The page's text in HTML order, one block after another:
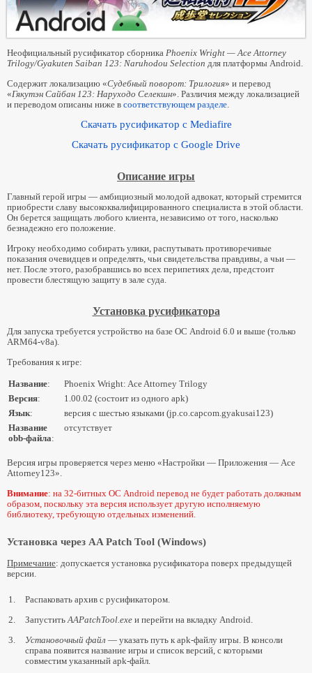
Ace Attorney 3
Проект перевода «Судебный поворот 3/Гякутэн Сайбан 3»
Локализация «Судебный поворот 3» (NDS)
Перевод «Гякутэн Сайбан 3» (NDS)
Прохождение «Судебный поворот 3/Гякутэн Сайбан 3»
Unused content in PW:AA — T&T
Локализация «Судебный поворот 4» (NDS)
Перевод «Гякутэн Сайбан 4» (NDS)
Локализация «Судебный поворот 4» (3DS)
Перевод «Гякутэн Сайбан 4» (3DS)
Локализация «Судебный поворот 4» (Android)
Перевод «Гякутэн Сайбан 4» (Android)
Ace Attorney Trilogy
«Судебный поворот: Трилогия/Гякутэн Сайбан 123» (Steam)
Локализация «Судебный поворот: Трилогия» (3DS)
Перевод «Гякутэн Сайбан 123: Наруходо Селекшн» (3DS)
Ace Attorney Trilogy 2
«Судебный поворот: Вторая трилогия/Гякутэн Сайбан 456» (Steam)
AA Patch Tool
Моды для Ace Attorney (Android)
Обзор графических улучшений в AAT (3DS)
Обзор графических улучшений в AA4 (3DS)
Видеоматериалы
Ghost Trick
Проект перевода Ghost Trick
Перевод Ghost Trick (NDS)
Отличия между локализацией и переводом
Лицензия
Участники
Благодарности
История изменений
Неофициальный русификатор сборника Phoenix Wright — Ace Attorney
Trilogy/Gyakuten Saiban 123: Naruhodou Selection для платформы Android.
Содержит локализацию «Судебный поворот: Трилогия» и перевод
«Гякутэн Сайбан 123: Наруходо Селекшн». Различия между локализацией
и переводом описаны ниже в соответствующем разделе
Скачать русификатор c Mediafire
Скачать русификатор c Google Drive
Описание игры
Главный герой игры — амбициозный молодой адвокат, который стремится
приобрести славу высококвалифицированного специалиста в этой области.
Он берется защищать любого клиента, независимо от того, насколько
безнадежно его положение.
Игроку необходимо собирать улики, распутывать противоречивые
показания очевидцев и определять, чьи свидетельства правдивы, а чьи —
нет. После этого, разобравшись во всех перипетиях дела, предстоит
провести блестящую защиту в зале суда.
Установка русификатора
Для запуска требуется устройство на базе ОС Android 6.0 и выше (только
ARM64-v8a).
Требования к игре:
Название:
Phoenix Wright: Ace Attorney Trilogy
Версия:
1.00.02 (состоит из одного apk)
Язык:
версия с шестью языками (jp.co.capcom.gyakusai123)
Название
obb-файла:
отсутствует
Версия игры проверяется через меню «Настройки — Приложения — Ace
Attorney123».
Внимание: на 32-битных ОС Android перевод не будет работать должным
образом, поскольку эта версия использует другую исполняемую
библиотеку, требующую отдельных изменений.
Установка через AA Patch Tool (Windows)
Примечание: допускается установка русификатора поверх предыдущей
версии.
1.
Распаковать архив с русификатором.
2.
Запустить AAPatchTool.exe и перейти на вкладку Android.
3.
Установочный файл — указать путь к apk-файлу игры. В консоли
справа появится название игры и список версий, с которыми
совместим указанный apk-файл.